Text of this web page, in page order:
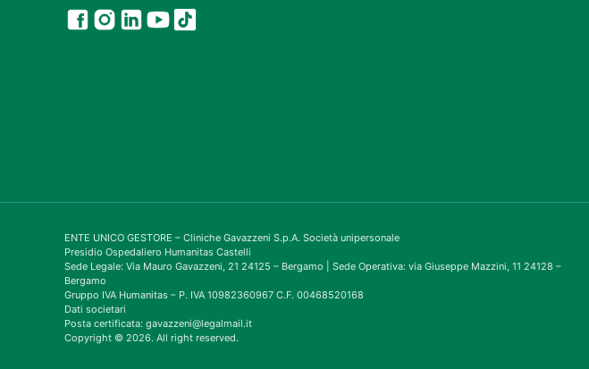
ENTE UNICO GESTORE – Cliniche Gavazzeni S.p.A. Società unipersonale
Presidio Ospedaliero Humanitas Castelli
Sede Legale: Via Mauro Gavazzeni, 21 24125 – Bergamo | Sede Operativa: via Giuseppe Mazzini, 11 24128 –
Bergamo
Gruppo IVA Humanitas – P. IVA 10982360967 C.F. 00468520168
Dati societari
Posta certificata: gavazzeni@legalmail.it
Copyright © 2026. All right reserved.